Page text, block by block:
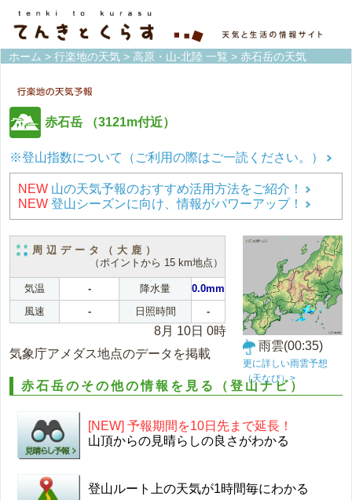
ホーム > 行楽地の天気 > 高原・山-北陸 一覧 > 赤石岳の天気
赤石岳 （3121m付近）
※登山指数について（ご利用の際はご一読ください。）
NEW 山の天気予報のおすすめ活用方法をご紹介！
NEW 登山シーズンに向け、情報がパワーアップ！
周辺データ（大鹿）
（ポイントから 15 km地点）
気温 - 降水量
0.0mm
風速
- 日照時間 -
8月 10日 0時
気象庁アメダス地点のデータを掲載
雨雲(00:35)
更に詳しい雨雲予想
（天なび）>
赤石岳のその他の情報を見る（登山ナビ）
[NEW] 予報期間を10日先まで延長！
山頂からの見晴らしの良さがわかる
登山ルート上の天気が1時間毎にわかる